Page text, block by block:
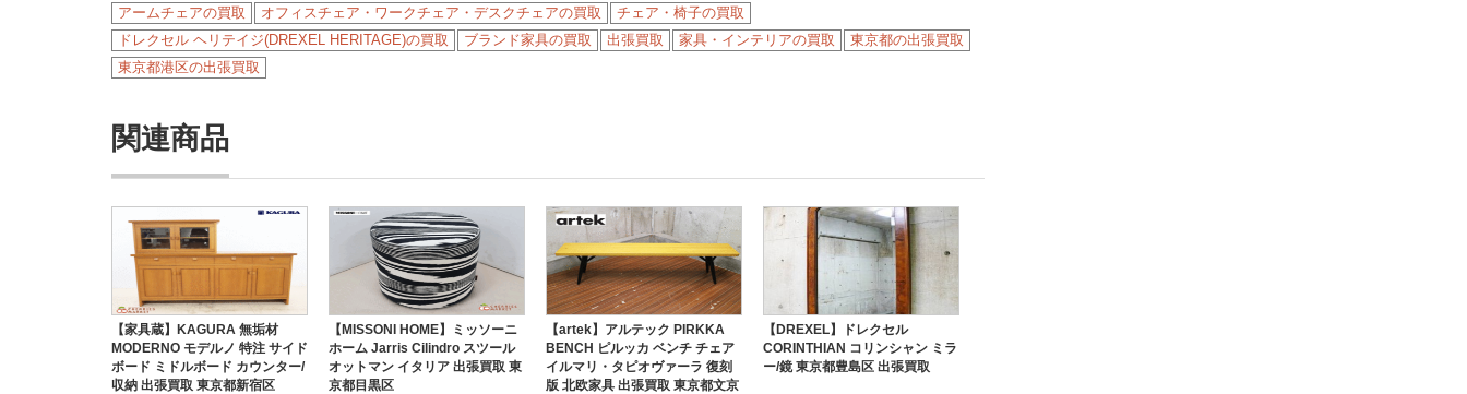
アームチェアの買取 オフィスチェア・ワークチェア・デスクチェアの買取
チェア・椅子の買取
ドレクセル ヘリテイジ(DREXEL HERITAGE)の買取
ブランド家具の買取 出張買取 家具・インテリアの買取
東京都の出張買取
東京都港区の出張買取
関連商品
【家具蔵】KAGURA 無垢材
MODERNO モデルノ 特注 サイド
ボード ミドルボード カウンター/
収納 出張買取 東京都新宿区
【MISSONI HOME】ミッソーニ
ホーム Jarris Cilindro スツール
オットマン イタリア 出張買取 東
京都目黒区
【artek】アルテック PIRKKA
BENCH ピルッカ ベンチ チェア
イルマリ・タピオヴァーラ 復刻
版 北欧家具 出張買取 東京都文京
【DREXEL】ドレクセル
CORINTHIAN コリンシャン ミラ
ー/鏡 東京都豊島区 出張買取